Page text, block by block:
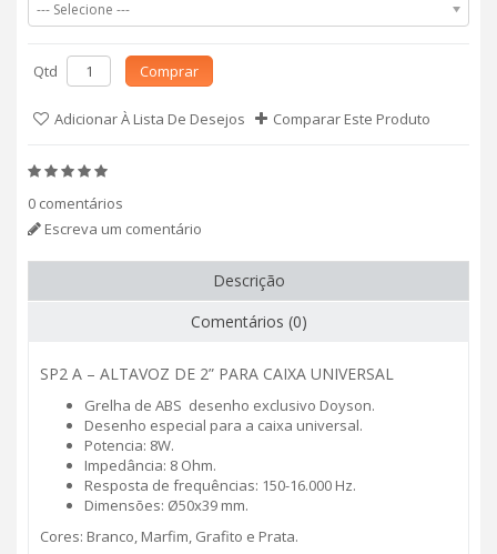
--- Selecione ---
Qtd Comprar
Adicionar À Lista De Desejos Comparar Este Produto
0 comentários
Escreva um comentário
Descrição
Comentários (0)
SP2 A – ALTAVOZ DE 2” PARA CAIXA UNIVERSAL
Grelha de ABS desenho exclusivo Doyson.
Desenho especial para a caixa universal.
Potencia: 8W.
Impedância: 8 Ohm.
Resposta de frequências: 150-16.000 Hz.
Dimensões: Ø50x39 mm.
Cores: Branco, Marfim, Grafito e Prata.